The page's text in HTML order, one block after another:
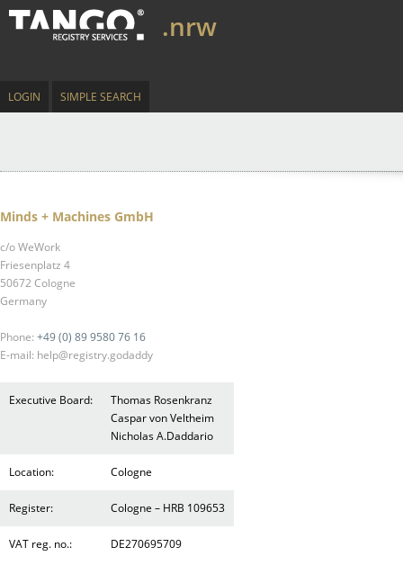
.nrw
LOGIN SIMPLE SEARCH
Minds + Machines GmbH
c/o WeWork
Friesenplatz 4
50672 Cologne
Germany
Phone: +49 (0) 89 9580 76 16
E-mail: help@registry.godaddy
Executive Board:
Thomas Rosenkranz
Caspar von Veltheim
Nicholas A.Daddario
Location: Cologne
Register: Cologne – HRB 109653
VAT reg. no.: DE270695709